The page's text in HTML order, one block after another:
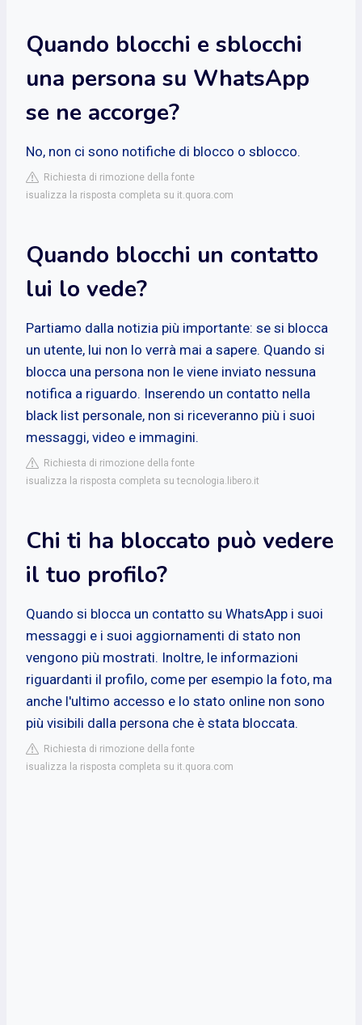
Quando blocchi e sblocchi
una persona su WhatsApp
se ne accorge?
No, non ci sono notifiche di blocco o sblocco.
Richiesta di rimozione della fonte
isualizza la risposta completa su it.quora.com
Quando blocchi un contatto
lui lo vede?
Partiamo dalla notizia più importante: se si blocca
un utente, lui non lo verrà mai a sapere. Quando si
blocca una persona non le viene inviato nessuna
notifica a riguardo. Inserendo un contatto nella
black list personale, non si riceveranno più i suoi
messaggi, video e immagini.
Richiesta di rimozione della fonte
isualizza la risposta completa su tecnologia.libero.it
Chi ti ha bloccato può vedere
il tuo profilo?
Quando si blocca un contatto su WhatsApp i suoi
messaggi e i suoi aggiornamenti di stato non
vengono più mostrati. Inoltre, le informazioni
riguardanti il profilo, come per esempio la foto, ma
anche l'ultimo accesso e lo stato online non sono
più visibili dalla persona che è stata bloccata.
Richiesta di rimozione della fonte
isualizza la risposta completa su it.quora.com